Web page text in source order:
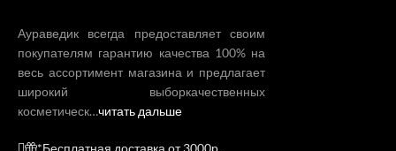
Аураведик всегда предоставляет своим
покупателям гарантию качества 100% на
весь ассортимент магазина и предлагает
широкий выборкачественных
косметическ…читать дальше
*Бесплатная доставка от 3000р.